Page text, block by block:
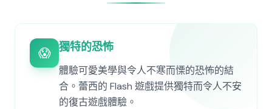
😱 獨特的恐怖
體驗可愛美學與令人不寒而慄的恐怖的結
合。蕾西的 Flash 遊戲提供獨特而令人不安
的復古遊戲體驗。